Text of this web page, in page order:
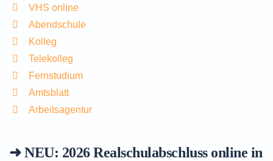
VHS online
Abendschule
Kolleg
Telekolleg
Fernstudium
Amtsblatt
Arbeitsagentur
➜ NEU: 2026Realschulabschluss online in